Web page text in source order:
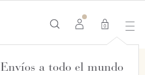
0
Envíos a todo el mundo